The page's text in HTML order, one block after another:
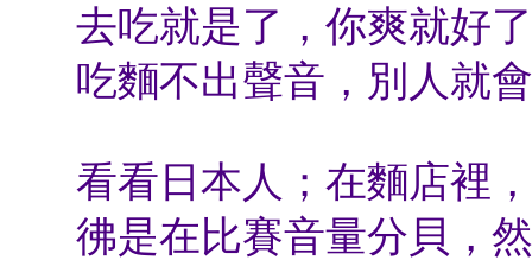
去吃就是了，你爽就好
吃麵不出聲音，別人就
看看日本人；在麵店裡
彿是在比賽音量分貝，